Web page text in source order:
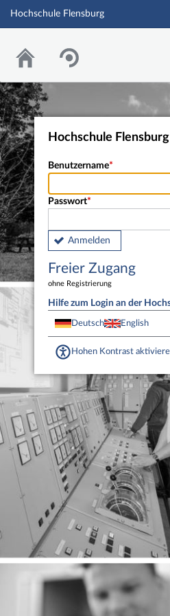
Hochschule Flensburg
Hochschule Flensburg
Benutzername
Passwort
Anmelden
Freier Zugang
ohne Registrierung
Hilfe zum Login an der
Deutsch English
Hohen Kontrast